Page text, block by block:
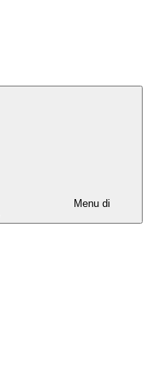
Menu di